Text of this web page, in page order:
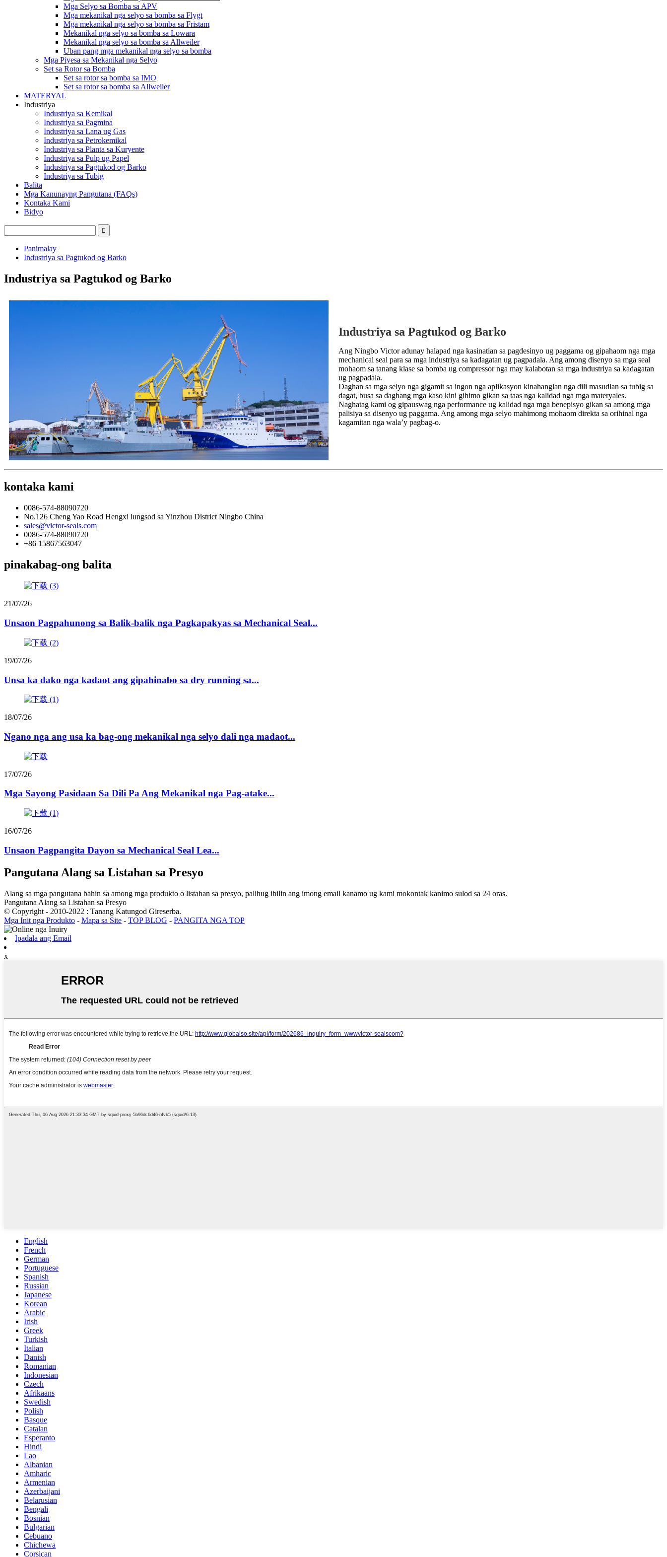
Mga Selyo sa Bomba sa APV
Mga mekanikal nga selyo sa bomba sa Flygt
Mga mekanikal nga selyo sa bomba sa Fristam
Mekanikal nga selyo sa bomba sa Lowara
Mekanikal nga selyo sa bomba sa Allweiler
Uban pang mga mekanikal nga selyo sa bomba
Mga Piyesa sa Mekanikal nga Selyo
Set sa Rotor sa Bomba
Set sa rotor sa bomba sa IMO
Set sa rotor sa bomba sa Allweiler
MATERYAL
Industriya
Industriya sa Kemikal
Industriya sa Pagmina
Industriya sa Lana ug Gas
Industriya sa Petrokemikal
Industriya sa Planta sa Kuryente
Industriya sa Pulp ug Papel
Industriya sa Pagtukod og Barko
Industriya sa Tubig
Balita
Mga Kanunayng Pangutana (FAQs)
Kontaka Kami
Bidyo
Panimalay
Industriya sa Pagtukod og Barko
Industriya sa Pagtukod og Barko
Industriya sa Pagtukod og Barko
Ang Ningbo Victor adunay halapad nga kasinatian sa pagdesinyo ug paggama og gipahaom nga mga
mechanical seal para sa mga industriya sa kadagatan ug pagpadala. Ang among disenyo sa mga seal
mohaom sa tanang klase sa bomba ug compressor nga may kalabotan sa mga industriya sa kadagatan
ug pagpadala.
Daghan sa mga selyo nga gigamit sa ingon nga aplikasyon kinahanglan nga dili masudlan sa tubig sa
dagat, busa sa daghang mga kaso kini gihimo gikan sa taas nga kalidad nga mga materyales.
Naghatag kami og gipauswag nga performance ug kalidad nga mga benepisyo gikan sa among mga
palisiya sa disenyo ug paggama. Ang among mga selyo mahimong mohaom direkta sa orihinal nga
kagamitan nga wala’y pagbag-o.
kontaka kami
0086-574-88090720
No.126 Cheng Yao Road Hengxi lungsod sa Yinzhou District Ningbo China
sales@victor-seals.com
0086-574-88090720
+86 15867563047
pinakabag-ong balita
21/07/26
Unsaon Pagpahunong sa Balik-balik nga Pagkapakyas sa Mechanical Seal...
19/07/26
Unsa ka dako nga kadaot ang gipahinabo sa dry running sa...
18/07/26
Ngano nga ang usa ka bag-ong mekanikal nga selyo dali nga madaot...
17/07/26
Mga Sayong Pasidaan Sa Dili Pa Ang Mekanikal nga Pag-atake...
16/07/26
Unsaon Pagpangita Dayon sa Mechanical Seal Lea...
Pangutana Alang sa Listahan sa Presyo
Alang sa mga pangutana bahin sa among mga produkto o listahan sa presyo, palihug ibilin ang imong email kanamo ug kami mokontak kanimo sulod sa 24 oras.
Pangutana Alang sa Listahan sa Presyo
© Copyright - 2010-2022 : Tanang Katungod Gireserba.
Mga Init nga Produkto - Mapa sa Site - TOP BLOG - PANGITA NGA TOP
Ipadala ang Email
x
English
French
German
Portuguese
Spanish
Russian
Japanese
Korean
Arabic
Irish
Greek
Turkish
Italian
Danish
Romanian
Indonesian
Czech
Afrikaans
Swedish
Polish
Basque
Catalan
Esperanto
Hindi
Lao
Albanian
Amharic
Armenian
Azerbaijani
Belarusian
Bengali
Bosnian
Bulgarian
Cebuano
Chichewa
Corsican